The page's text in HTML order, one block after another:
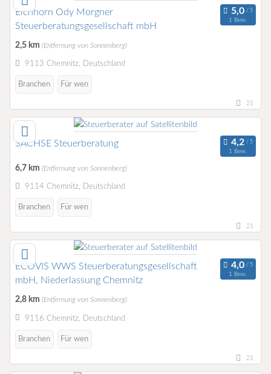
Eichhorn Ody Morgner
Steuerberatungsgesellschaft mbH
1 Bew.
2,5 km (Entfernung von Sonnenberg)
9113 Chemnitz, Deutschland
Branchen Für wen
21
SACHSE Steuerberatung
1 Bew.
6,7 km (Entfernung von Sonnenberg)
9114 Chemnitz, Deutschland
Branchen Für wen
21
ECOVIS WWS Steuerberatungsgesellschaft
mbH, Niederlassung Chemnitz
1 Bew.
2,8 km (Entfernung von Sonnenberg)
9116 Chemnitz, Deutschland
Branchen Für wen
21